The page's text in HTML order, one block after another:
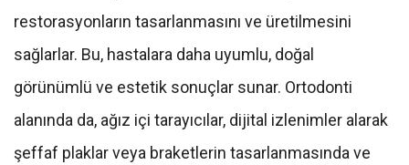
restorasyonların tasarlanmasını ve üretilmesini
sağlarlar. Bu, hastalara daha uyumlu, doğal
görünümlü ve estetik sonuçlar sunar. Ortodonti
alanında da, ağız içi tarayıcılar, dijital izlenimler alarak
şeffaf plaklar veya braketlerin tasarlanmasında ve